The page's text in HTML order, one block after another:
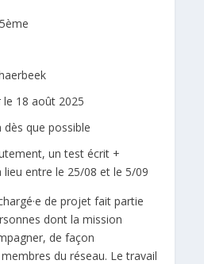
le 18 août 2025
que possible
un test écrit +
entre le 25/08 et le 5/09
de projet fait partie
dont la mission
de façon
du réseau. Le travail